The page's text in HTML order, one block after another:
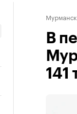
Мурманск
В
141